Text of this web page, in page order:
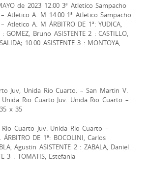
de 2023 12.00 3ª Atletico Sampacho
Atletico A. M 14.00 1ª Atletico Sampacho
Atletico A. M ÁRBITRO DE 1ª: YUDICA,
: GOMEZ, Bruno ASISTENTE 2 : CASTILLO,
10.00 ASISTENTE 3 : MONTOYA,
Juv, Unida Rio Cuarto. – San Martin V.
Unida Rio Cuarto Juv. Unida Rio Cuarto –
x 35
Rio Cuarto Juv. Unida Rio Cuarto –
DE 1ª: BOCOLINI, Carlos
Agustin ASISTENTE 2 : ZABALA, Daniel
3 : TOMATIS, Estefania